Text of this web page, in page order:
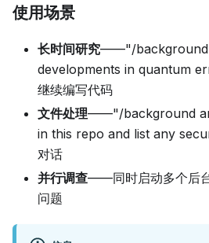
使用场景
长时间研究——"/background
developments in quantum
继续编写代码
文件处理——"/background
in this repo and list any
对话
并行调查——同时启动多个后
问题